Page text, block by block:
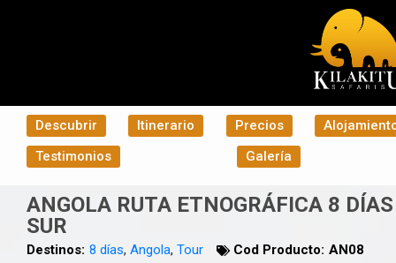
Descubrir Itinerario Precios
Testimonios
Galería
ANGOLA RUTA ETNOGRÁFICA 8
SUR
Destinos: 8 días, Angola, Tour Cod Producto: AN08